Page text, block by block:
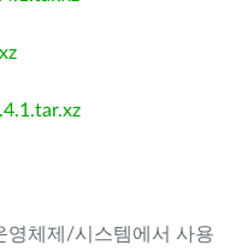
영체제/시스템에서 사용